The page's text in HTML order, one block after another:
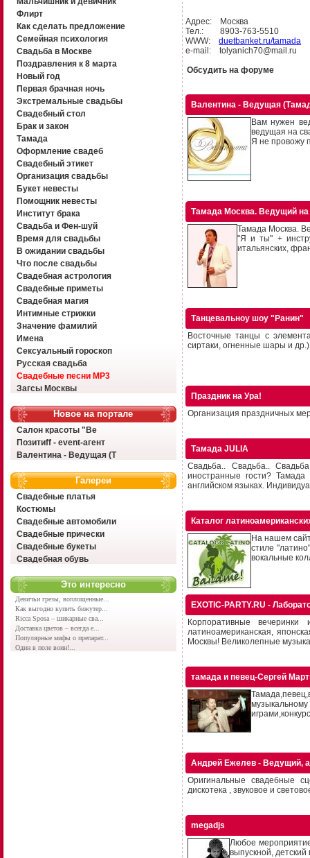
Флирт
Как сделать предложение
Семейная психология
Свадьба в Москве
Поздравления к 8 марта
Новый год
Первая брачная ночь
Экстремальные свадьбы
Свадебный стол
Брак и закон
Тамада
Оформление свадеб
Свадебный этикет
Организация свадьбы
Букет невесты
Помощник невесты
Институт брака
Свадьба и Фен-шуй
Время для свадьбы
В ожидании свадьбы
Что после свадьбы
Свадебная астрология
Свадебные приметы
Свадебная магия
Интимные стрижки
Значение фамилий
Имена
Сексуальный гороскоп
Русская свадьба
Свадебные песни MP3
Загсы Москвы
Новое на портале
Салон красоты "Ве
Позитиff - event-агент
Валентина - Ведущая (Т
Галереи
Свадебные платья
Костюмы
Свадебные автомобили
Свадебные прически
Свадебные букеты
Свадебная обувь
Это интересно
Девичьи грезы, воплощенные...
Как выгодно купить бижутер...
Ricca Sposa – шикарные сва...
Доставка цветов – всегда е...
Популярные мифы о препарат...
Один в поле воин!...
Адрес: Москва
Тел.: 8903-763-5510
WWW: duetbanket.ru/tamada
e-mail: tolyanich70@mail.ru
Обсудить на форуме
Валентина - Ведущая
Вам нужен
ведущая на
Я не провожу
Тамада Москва. Ведущий на
Тамада Москва.
"Я и ты" +
итальянских,
Танцевальноу шоу "Ранин"
Восточные танцы с
сиртаки, огненные шары и
Праздник на Ура!
Организация праздничных
Тамада JULIA
Свадьба.. Свадьба..
иностранные гости?
английском языках.
Каталог
На нашем
стиле
вокальные
EXOTIC-PARTY.RU -
Корпоративные
латиноамериканская,
Москвы! Великолепные
тамада и певец-Сергей
Андрей Ежелев - Ведущий,
Оригинальные свадебные
дискотека , звуковое и
megadjs
Любое
выпускной,